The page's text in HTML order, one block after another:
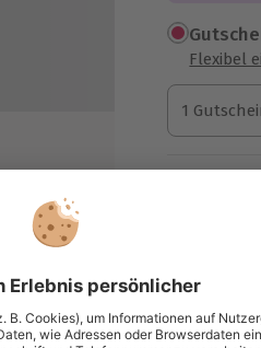
Flexibel
1 Gutschein
1
1
89,90 €
zzgl. Versand